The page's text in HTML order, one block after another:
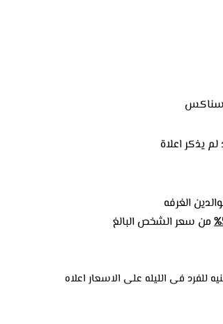
سناكس
يذكر اعلاة
الغرفه
من سعر الشخص البالغ